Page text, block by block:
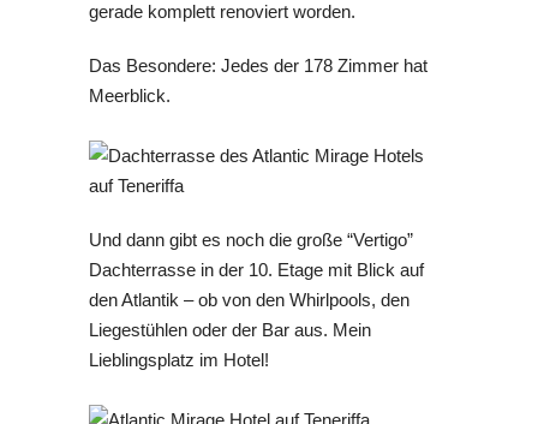
gerade komplett renoviert worden.
Das Besondere: Jedes der 178 Zimmer hat
Meerblick.
Und dann gibt es noch die große “Vertigo”
Dachterrasse in der 10. Etage mit Blick auf
den Atlantik – ob von den Whirlpools, den
Liegestühlen oder der Bar aus. Mein
Lieblingsplatz im Hotel!